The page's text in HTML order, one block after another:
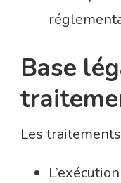
Base
Les